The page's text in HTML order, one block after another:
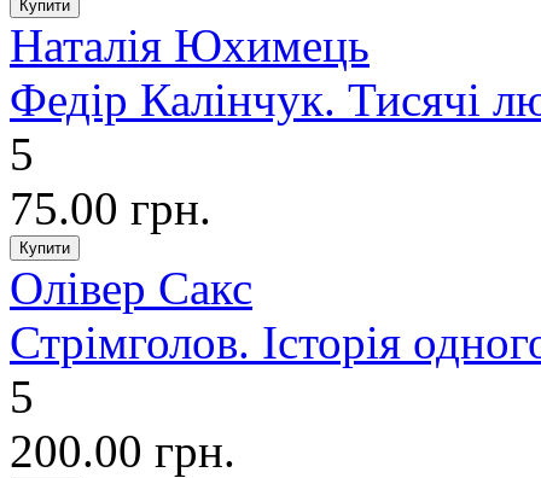
Наталія Юхимець
Федір Калінчук. Тисячі
5
75.00 грн.
Олівер Сакс
Стрімголов. Історія
5
200.00 грн.